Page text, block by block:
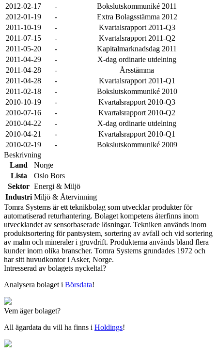
2012-02-17
-
Bokslutskommuniké 2011
2012-01-19
-
Extra Bolagsstämma 2012
2011-10-19
-
Kvartalsrapport 2011-Q3
2011-07-15
-
Kvartalsrapport 2011-Q2
2011-05-20
-
Kapitalmarknadsdag 2011
2011-04-29
-
X-dag ordinarie utdelning
2011-04-28
-
Årsstämma
2011-04-28
-
Kvartalsrapport 2011-Q1
2011-02-18
-
Bokslutskommuniké 2010
2010-10-19
-
Kvartalsrapport 2010-Q3
2010-07-16
-
Kvartalsrapport 2010-Q2
2010-04-22
-
X-dag ordinarie utdelning
2010-04-21
-
Kvartalsrapport 2010-Q1
2010-02-19
-
Bokslutskommuniké 2009
Beskrivning
Land
Norge
Lista
Oslo Bors
Sektor Energi & Miljö
Industri Miljö & Återvinning
Tomra Systems är ett teknikbolag som utvecklar produkter för
automatiserad returhantering. Bolaget kompetens återfinns inom
utvecklandet av sensorbaserade lösningar. Tekniken används inom
produktsortering för pantsystem, sortering av avfall och vid sortering
av malm och mineraler i gruvdrift. Produkterna används bland flera
kunder inom olika branscher. Tomra Systems grundades 1972 och
har sitt huvudkontor i Asker, Norge.
Intresserad av bolagets nyckeltal?
Analysera bolaget i Börsdata!
Vem äger bolaget?
All ägardata du vill ha finns i Holdings!